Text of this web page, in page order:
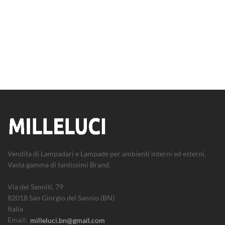
Vendita di Lampadari e Lampade per ambienti interni ed esterni.
Vasta gamma di tantissimi Brand.
Via dei Sanniti, 79
82018 San Giorgio del Sannio (BN)
Italia
Email: milleluci.bn@gmail.com